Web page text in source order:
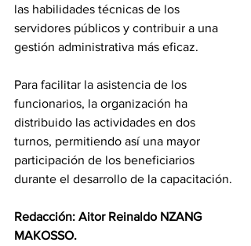
las habilidades técnicas de los
servidores públicos y contribuir a una
gestión administrativa más eficaz.
Para facilitar la asistencia de los
funcionarios, la organización ha
distribuido las actividades en dos
turnos, permitiendo así una mayor
participación de los beneficiarios
durante el desarrollo de la capacitación.
Redacción: Aitor Reinaldo NZANG
MAKOSSO.